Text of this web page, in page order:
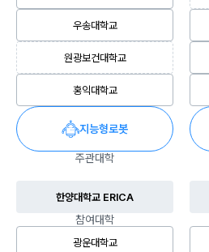
우송대학교
원광보건대학교
홍익대학교
지능형로봇
주관대학
한양대학교 ERICA
참여대학
광운대학교